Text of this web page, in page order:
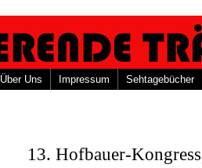
Über Uns Impressum Sehtagebücher
13. Hofbauer-